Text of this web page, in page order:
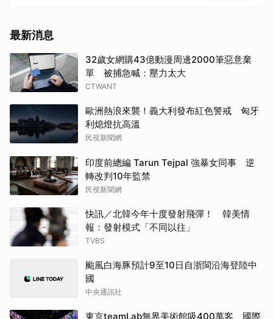
最新消息
32歲女網購43億動漫周邊2000筆惡意棄
單 被捕急喊：壓力太大
CTWANT
歐洲熱浪來襲！義大利發布紅色警戒 匈牙
利熄燈抗高溫
民視新聞網
印度前總編 Tarun Tejpal 強暴女同事 逆
轉改判10年監禁
民視新聞網
快訊／北韓今年十度發射飛彈！ 韓美情
報：發射模式「不同以往」
TVBS
颱風白海豚預計9至10日自浙閩沿海登陸中
國
中央通訊社
東京teamLab無界美術館吸400萬客 國際